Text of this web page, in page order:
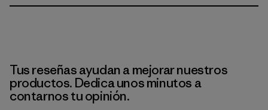
Tus reseñas ayudan a mejorar nuestros
productos. Dedica unos minutos a
contarnos tu opinión.